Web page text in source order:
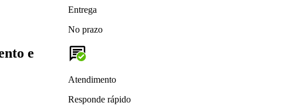
e
Entrega
No prazo
Atendimento
Responde rápido